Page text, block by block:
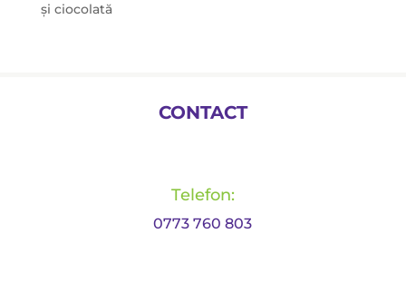
și ciocolată
CONTACT
Telefon:
0773 760 803